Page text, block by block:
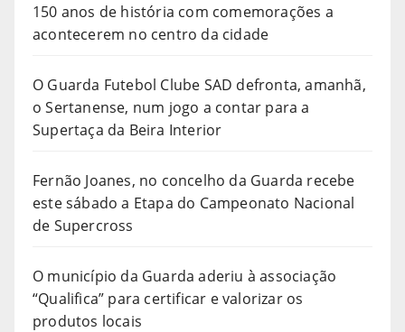
150 anos de história com comemorações a
acontecerem no centro da cidade
O Guarda Futebol Clube SAD defronta, amanhã,
o Sertanense, num jogo a contar para a
Supertaça da Beira Interior
Fernão Joanes, no concelho da Guarda recebe
este sábado a Etapa do Campeonato Nacional
de Supercross
O município da Guarda aderiu à associação
“Qualifica” para certificar e valorizar os
produtos locais